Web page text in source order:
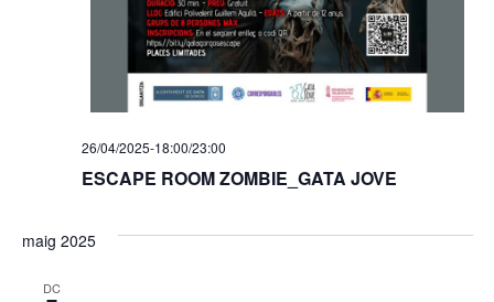
ESCAPE ROOM ZOMBIE_GATA JOVE
26/04/2025-18:00/23:00
maig 2025
DC